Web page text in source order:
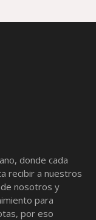
donde cada
recibir a nuestros
nosotros y
para
por eso